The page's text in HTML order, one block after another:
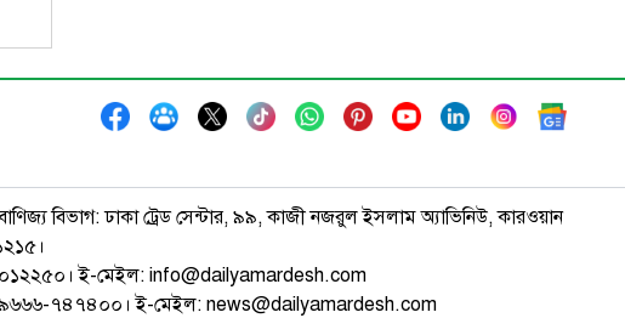
বিভাগ: ঢাকা ট্রেড সেন্টার, ৯৯, কাজী নজরুল ইসলাম অ্যাভিনিউ, কারওয়ান
ই-মেইল: info@dailyamardesh.com
৭৪৭৪০০। ই-মেইল: news@dailyamardesh.com